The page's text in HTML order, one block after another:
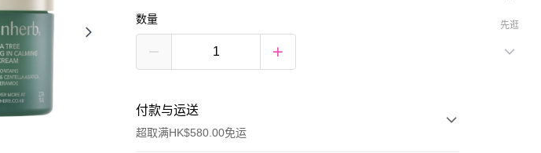
数量
付款与运送
超取满HK$580.00免运
先逛